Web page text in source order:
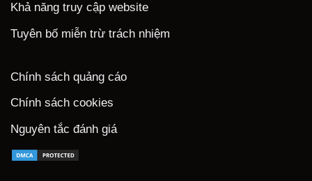
Khả năng truy cập website
Tuyên bố miễn trừ trách nhiệm
Chính sách quảng cáo
Chính sách cookies
Nguyên tắc đánh giá